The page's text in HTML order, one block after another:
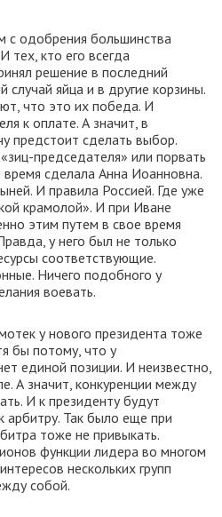
с одобрения большинства
тех, кто его всегда
решение в последний
случай яйца и в другие корзины.
что это их победа. И
к оплате. А значит, в
предстоит сделать выбор.
председателя» или порвать
время сделала Анна Иоанновна.
И правила Россией. Где уже
крамолой». И при Иване
этим путем в свое время
у него был не только
соответствующие.
Ничего подобного у
воевать.
у нового президента тоже
бы потому, что у
единой позиции. И неизвестно,
А значит, конкуренции между
И к президенту будут
арбитру. Так было еще при
тоже не привыкать.
функции лидера во многом
нескольких групп
собой.